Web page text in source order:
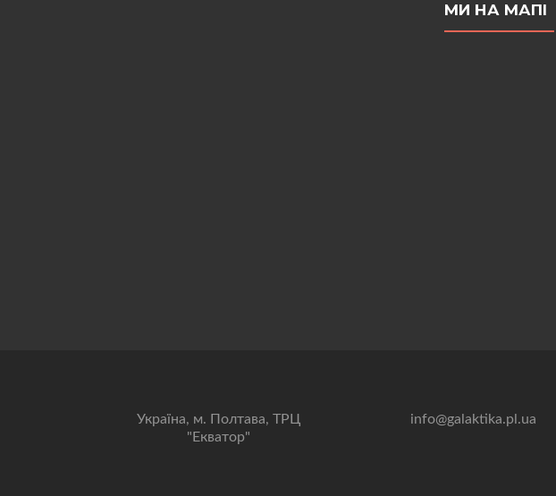
МИ НА МАПІ
Українa, м. Полтава, ТРЦ
"Екватор"
info@galaktika.pl.ua